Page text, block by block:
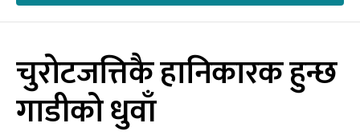
चुरोटजत्तिकै हानिकारक हुन्छ
गाडीको धुवाँ